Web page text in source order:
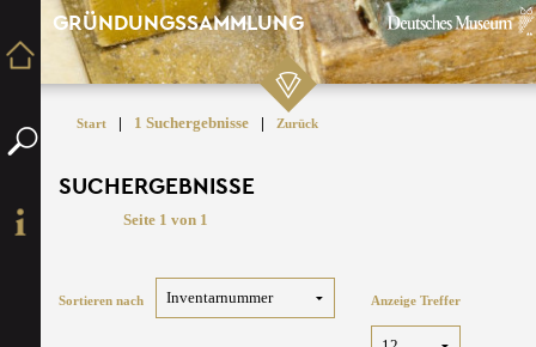
GRÜNDUNGSSAMMLUNG
Start | 1 Suchergebnisse | Zurück
SUCHERGEBNISSE
Seite 1 von 1
Sortieren nach Anzeige Treffer